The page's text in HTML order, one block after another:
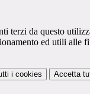
terzi da questo
ed utili alle
i cookies Accetta